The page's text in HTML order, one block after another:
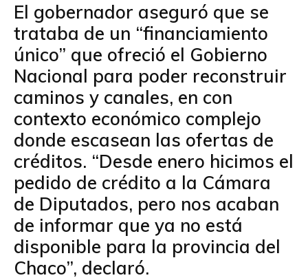
El gobernador aseguró que se
trataba de un “financiamiento
único” que ofreció el Gobierno
Nacional para poder reconstruir
caminos y canales, en con
contexto económico complejo
donde escasean las ofertas de
créditos. “Desde enero hicimos el
pedido de crédito a la Cámara
de Diputados, pero nos acaban
de informar que ya no está
disponible para la provincia del
Chaco”, declaró.